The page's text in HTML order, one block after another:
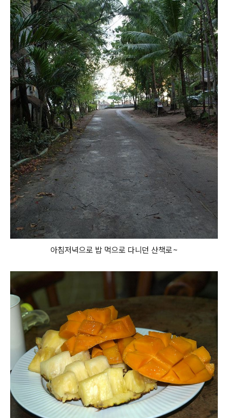
아침저녁으로 밥 먹으로 다니던 산책로~